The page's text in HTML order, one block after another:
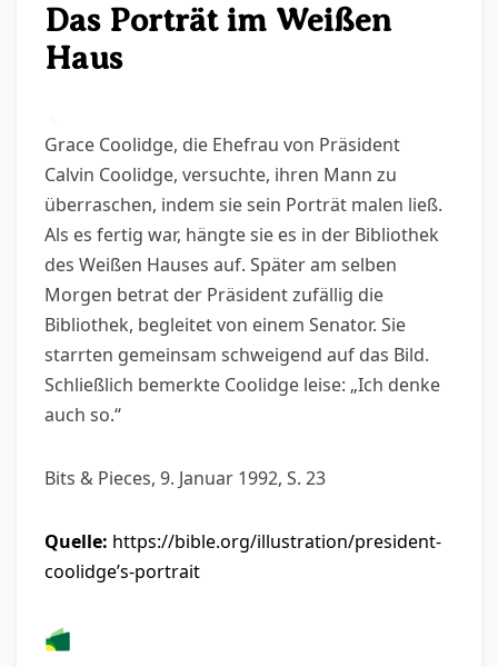
Das Porträt im Weißen
Haus
Grace Coolidge, die Ehefrau von Präsident
Calvin Coolidge, versuchte, ihren Mann zu
überraschen, indem sie sein Porträt malen ließ.
Als es fertig war, hängte sie es in der Bibliothek
des Weißen Hauses auf. Später am selben
Morgen betrat der Präsident zufällig die
Bibliothek, begleitet von einem Senator. Sie
starrten gemeinsam schweigend auf das Bild.
Schließlich bemerkte Coolidge leise: „Ich denke
auch so.“
Bits & Pieces, 9. Januar 1992, S. 23
Quelle: https://bible.org/illustration/president-
coolidge’s-portrait